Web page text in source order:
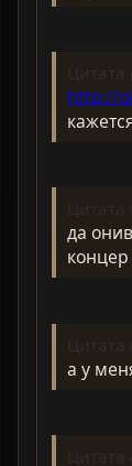
http://
да
концер
а у